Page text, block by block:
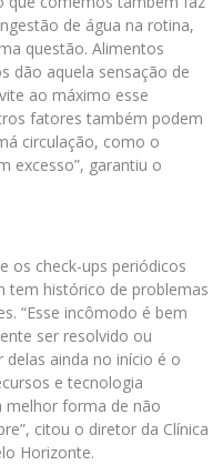
de água na rotina,
questão. Alimentos
dão aquela sensação de
ao máximo esse
fatores também podem
circulação, como o
excesso”, garantiu o
os check-ups periódicos
tem histórico de problemas
“Esse incômodo é bem
ser resolvido ou
ainda no início é o
e tecnologia
melhor forma de não
citou o diretor da Clínica
Horizonte.